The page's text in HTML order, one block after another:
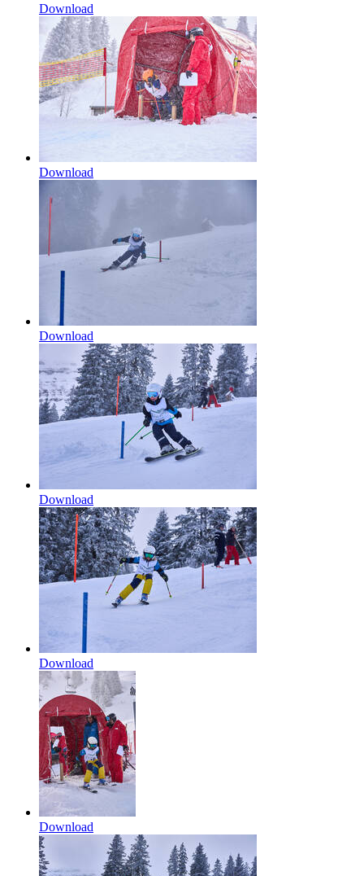
Download
Download
Download
Download
Download
Download